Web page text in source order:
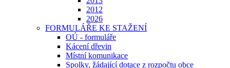
2012
2026
FORMULÁŘE KE STAŽENÍ
OÚ - formuláře
Kácení dřevin
Místní komunikace
Spolky, žádající dotace z rozpočtu obce